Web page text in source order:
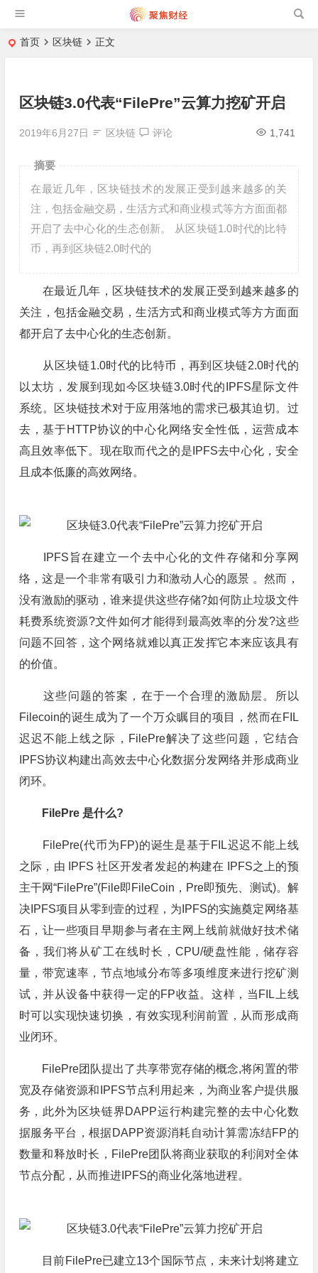
首页 区块链 正文
区块链3.0代表“FilePre”云算力挖矿开启
2019年6月27日 区块链 评论 1,741
摘要
在最近几年，区块链技术的发展正受到越来越多的关
注，包括金融交易，生活方式和商业模式等方方面面都
开启了去中心化的生态创新。 从区块链1.0时代的比特
币，再到区块链2.0时代的
在最近几年，区块链技术的发展正受到越来越多的
关注，包括金融交易，生活方式和商业模式等方方面面
都开启了去中心化的生态创新。
从区块链1.0时代的比特币，再到区块链2.0时代的
以太坊，发展到现如今区块链3.0时代的IPFS星际文件
系统。区块链技术对于应用落地的需求已极其迫切。过
去，基于HTTP协议的中心化网络安全性低，运营成本
高且效率低下。现在取而代之的是IPFS去中心化，安全
且成本低廉的高效网络。
IPFS旨在建立一个去中心化的文件存储和分享网
络，这是一个非常有吸引力和激动人心的愿景 。然而，
没有激励的驱动，谁来提供这些存储?如何防止垃圾文件
耗费系统资源?文件如何才能得到最高效率的分发?这些
问题不回答，这个网络就难以真正发挥它本来应该具有
的价值。
这些问题的答案，在于一个合理的激励层。所以
Filecoin的诞生成为了一个万众瞩目的项目，然而在FIL
迟迟不能上线之际，FilePre解决了这些问题，它结合
IPFS协议构建出高效去中心化数据分发网络并形成商业
闭环。
FilePre 是什么?
FilePre(代币为FP)的诞生是基于FIL迟迟不能上线
之际，由 IPFS 社区开发者发起的构建在 IPFS之上的预
主干网“FilePre”(File即FileCoin，Pre即预先、测试)。解
决IPFS项目从零到壹的过程，为IPFS的实施奠定网络基
石，让一些项目早期参与者在主网上线前就做好技术储
备，我们将从矿工在线时长，CPU/硬盘性能，储存容
量，带宽速率，节点地域分布等多项维度来进行挖矿测
试，并从设备中获得一定的FP收益。这样，当FIL上线
时可以实现快速切换，有效实现利润前置，从而形成商
业闭环。
FilePre团队提出了共享带宽存储的概念,将闲置的带
宽及存储资源和IPFS节点利用起来，为商业客户提供服
务，此外为区块链界DAPP运行构建完整的去中心化数
据服务平台，根据DAPP资源消耗自动计算需冻结FP的
数量和释放时长，FilePre团队将商业获取的利润对全体
节点分配，从而推进IPFS的商业化落地进程。
目前FilePre已建立13个国际节点，未来计划将建立